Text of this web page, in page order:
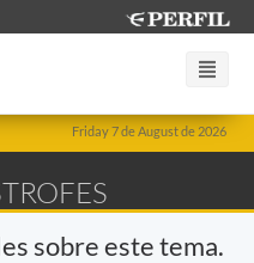
Friday 7 de August de 2026
sobre este tema.